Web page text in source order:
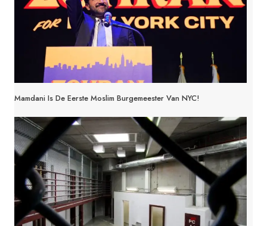
Mamdani Is De Eerste Moslim Burgemeester Van NYC!